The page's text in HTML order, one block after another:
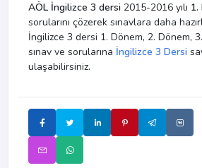
AÖL İngilizce 3 dersi 2015-2016 yılı 1.
sorularını çözerek sınavlara daha
İngilizce 3 dersi 1. Dönem, 2. Dönem,
sınav ve sorularına İngilizce 3 Dersi
ulaşabilirsiniz.